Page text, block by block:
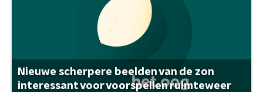
Nieuwe scherpere beelden van de zon
interessant voor voorspellen ruimteweer